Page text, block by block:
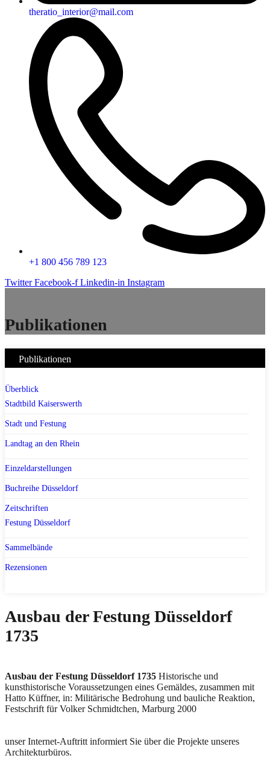
theratio_interior@mail.com
+1 800 456 789 123
Twitter Facebook-f Linkedin-in Instagram
Publikationen
Publikationen
Überblick
Stadtbild Kaiserswerth
Stadt und Festung
Landtag an den Rhein
Einzeldarstellungen
Buchreihe Düsseldorf
Zeitschriften
Festung Düsseldorf
Sammelbände
Rezensionen
Ausbau der Festung Düsseldorf
1735
Ausbau der Festung Düsseldorf 1735 Historische und
kunsthistorische Voraussetzungen eines Gemäldes, zusammen mit
Hatto Küffner, in: Militärische Bedrohung und bauliche Reaktion,
Festschrift für Volker Schmidtchen, Marburg 2000
unser Internet-Auftritt informiert Sie über die Projekte unseres
Architekturbüros.